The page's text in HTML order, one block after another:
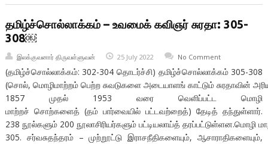
தமிழ்ச்சொல்லாக்கம் – உவமைக் கவிஞர் சுரதா: 305-
308￼
இலக்குவனார் திருவள்ளுவன் 25 July 2022 No Comment
(தமிழ்ச்சொல்லாக்கம்: 302-304 தொடர்ச்சி) தமிழ்ச்சொல்லாக்கம் 305-308
(சொல், மொழிமாற்றம் பெற்ற சுவடுகளை அடையாளங் காட்டும் சுரதாவின் அரிய
1857 முதல் 1953 வரை வெளிப்பட்ட மொழி
மாற்றச் சொற்களைத் (தம் பார்வையில் பட்டவற்றைத்) தேடித் தந்துள்ளார்.
238 நூல்களும் 200 நூலாசிரியர்களும் பட்டியலாய்த் தரப்பட்டுள்ளன.மொழி
305. சர்வசுதந்தரம் – முற்றூட்டு இராசநீதிகளையும், ஆசாராதிகளையும்,